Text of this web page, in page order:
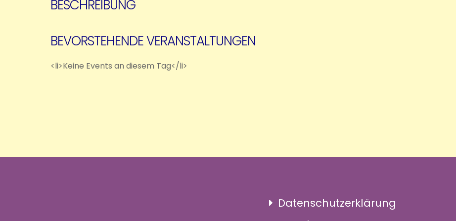
BESCHREIBUNG
BEVORSTEHENDE VERANSTALTUNGEN
<li>Keine Events an diesem Tag</li>
Datenschutzerklärung